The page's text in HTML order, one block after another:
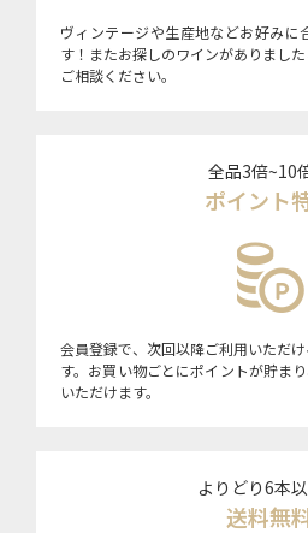
ヴィンテージや生産地などお好みに
す！またお探しのワインがありまし
ご相談ください。
全品3倍~10
ポイント
会員登録で、次回以降ご利用いただ
す。お買い物ごとにポイントが貯ま
いただけます。
よりどり6本
送料無